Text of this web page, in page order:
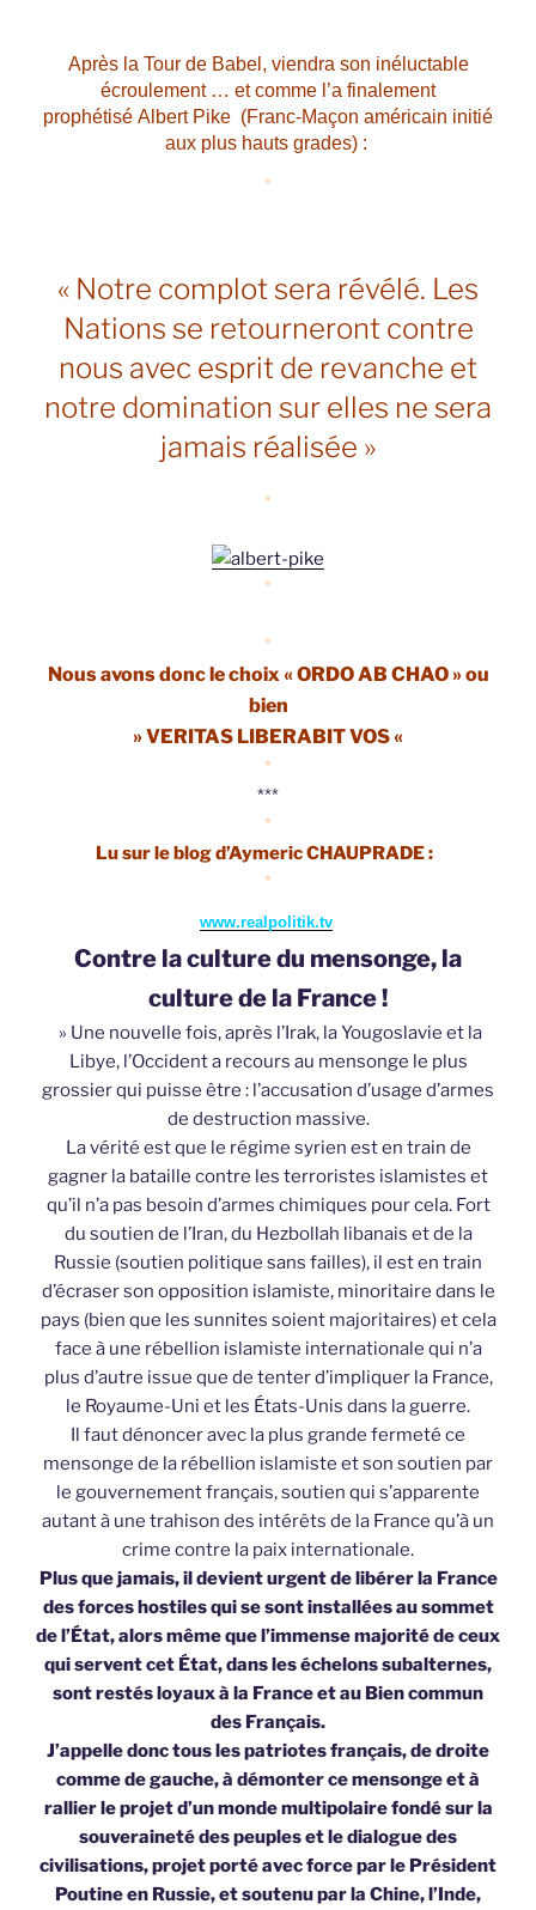
Après la Tour de Babel, viendra son inéluctable
écroulement … et comme l’a finalement
prophétisé Albert Pike (Franc-Maçon américain initié
aux plus hauts grades) :
*
« Notre complot sera révélé. Les
Nations se retourneront contre
nous avec esprit de revanche et
notre domination sur elles ne sera
jamais réalisée »
*
*
*
Nous avons donc le choix « ORDO AB CHAO » ou
bien
» VERITAS LIBERABIT VOS «
*
***
*
Lu sur le blog d’Aymeric CHAUPRADE :
*
www.realpolitik.tv
Contre la culture du mensonge, la
culture de la France !
» Une nouvelle fois, après l’Irak, la Yougoslavie et la
Libye, l’Occident a recours au mensonge le plus
grossier qui puisse être : l’accusation d’usage d’armes
de destruction massive.
La vérité est que le régime syrien est en train de
gagner la bataille contre les terroristes islamistes et
qu’il n’a pas besoin d’armes chimiques pour cela. Fort
du soutien de l’Iran, du Hezbollah libanais et de la
Russie (soutien politique sans failles), il est en train
d’écraser son opposition islamiste, minoritaire dans le
pays (bien que les sunnites soient majoritaires) et cela
face à une rébellion islamiste internationale qui n’a
plus d’autre issue que de tenter d’impliquer la France,
le Royaume-Uni et les États-Unis dans la guerre.
Il faut dénoncer avec la plus grande fermeté ce
mensonge de la rébellion islamiste et son soutien par
le gouvernement français, soutien qui s’apparente
autant à une trahison des intérêts de la France qu’à un
crime contre la paix internationale.
Plus que jamais, il devient urgent de libérer la France
des forces hostiles qui se sont installées au sommet
de l’État, alors même que l’immense majorité de ceux
qui servent cet État, dans les échelons subalternes,
sont restés loyaux à la France et au Bien commun
des Français.
J’appelle donc tous les patriotes français, de droite
comme de gauche, à démonter ce mensonge et à
rallier le projet d’un monde multipolaire fondé sur la
souveraineté des peuples et le dialogue des
civilisations, projet porté avec force par le Président
Poutine en Russie, et soutenu par la Chine, l’Inde,